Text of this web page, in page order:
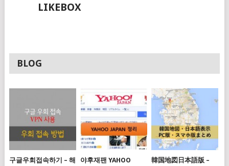
리
LIKEBOX
BLOG
구글우회접속하기 – 해 야후재팬 YAHOO 韓国地図日本語版 –